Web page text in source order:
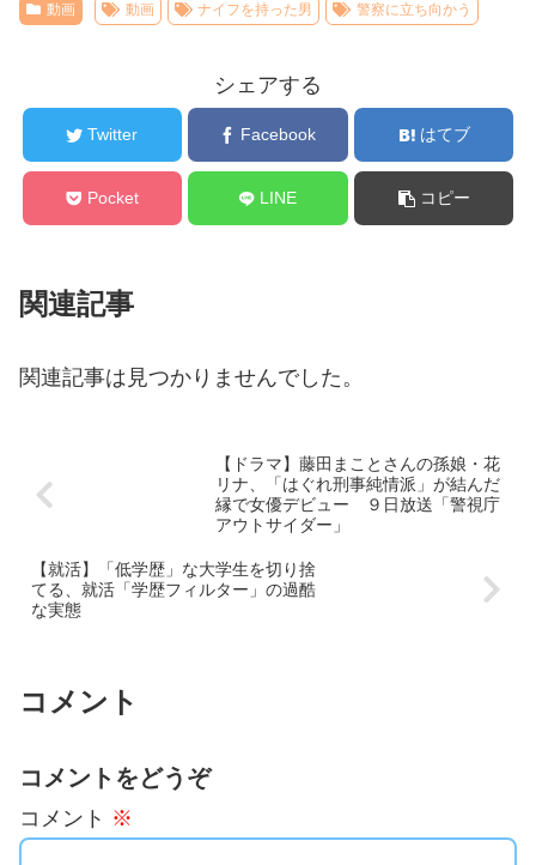
動画 動画 ナイフを持った男 警察に立ち向かう
シェアする
Twitter Facebook はてブ
Pocket LINE コピー
関連記事
関連記事は見つかりませんでした。
【ドラマ】藤田まことさんの孫娘・花
リナ、「はぐれ刑事純情派」が結んだ
縁で女優デビュー ９日放送「警視庁
アウトサイダー」
【就活】「低学歴」な大学生を切り捨
てる、就活「学歴フィルター」の過酷
な実態
コメント
コメントをどうぞ
コメント ※